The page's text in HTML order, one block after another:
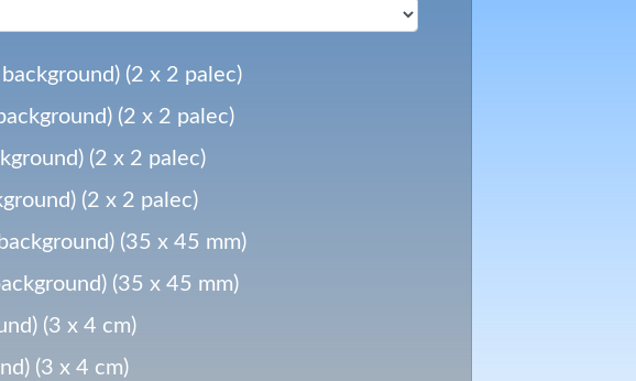
(2 x 2 palec)
(2 x 2 palec)
(2 x 2 palec)
(2 x 2 palec)
(35 x 45 mm)
(35 x 45 mm)
(3 x 4 cm)
(3 x 4 cm)